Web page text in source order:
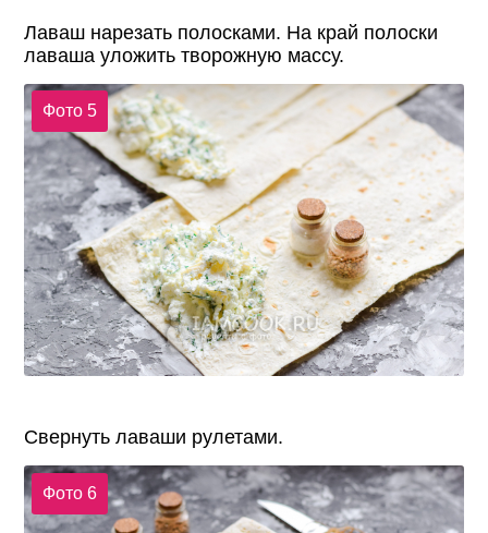
Лаваш нарезать полосками. На край полоски
лаваша уложить творожную массу.
Фото 5
Свернуть лаваши рулетами.
Фото 6